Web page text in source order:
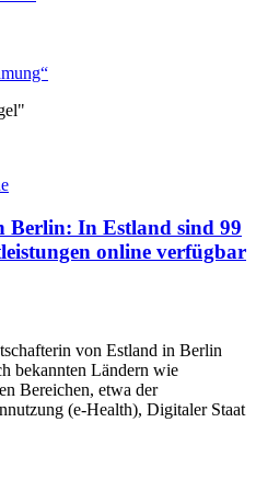
Berlin: In Estland sind 99
online verfügbar
von Estland in Berlin
bekannten Ländern wie
Bereichen, etwa der
(e-Health), Digitaler Staat